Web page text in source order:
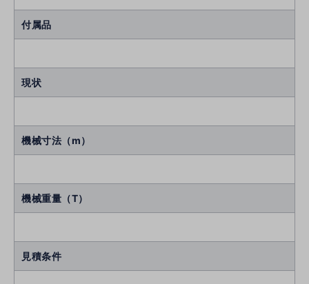
付属品
現状
機械寸法（m）
機械重量（T）
見積条件